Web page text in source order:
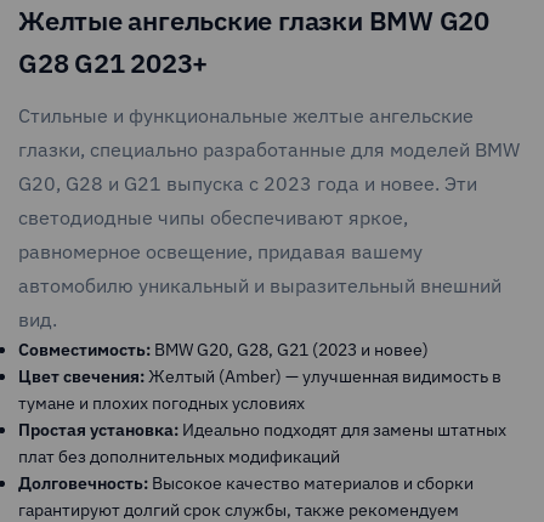
Желтые ангельские глазки BMW G20
G28 G21 2023+
Стильные и функциональные желтые ангельские
глазки, специально разработанные для моделей BMW
G20, G28 и G21 выпуска с 2023 года и новее. Эти
светодиодные чипы обеспечивают яркое,
равномерное освещение, придавая вашему
автомобилю уникальный и выразительный внешний
вид.
Совместимость: BMW G20, G28, G21 (2023 и новее)
Цвет свечения:Желтый (Amber) — улучшенная видимость в
тумане и плохих погодных условиях
Простая установка: Идеально подходят для замены штатных
плат без дополнительных модификаций
Долговечность: Высокое качество материалов и сборки
гарантируют долгий срок службы, также рекомендуем